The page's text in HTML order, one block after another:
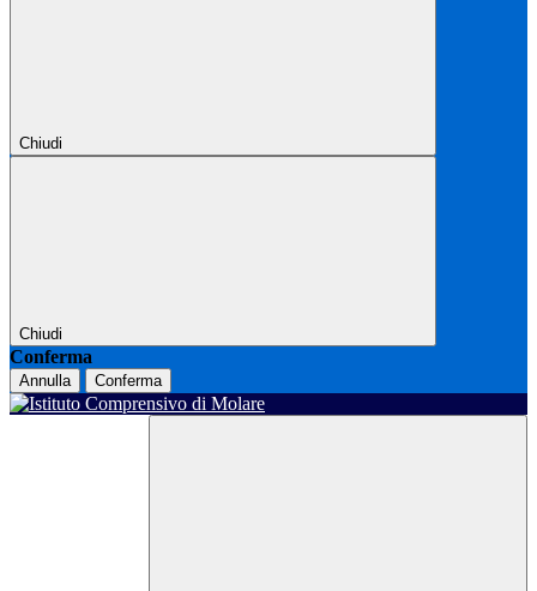
Chiudi
Chiudi
Conferma
Annulla Conferma